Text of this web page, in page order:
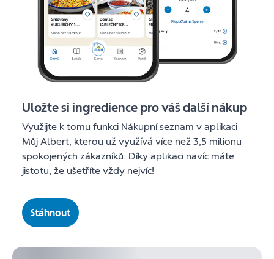
Uložte si ingredience pro váš další nákup
Využijte k tomu funkci Nákupní seznam v aplikaci
Můj Albert, kterou už využívá více než 3,5 milionu
spokojených zákazníků. Díky aplikaci navíc máte
jistotu, že ušetříte vždy nejvíc!
Stáhnout